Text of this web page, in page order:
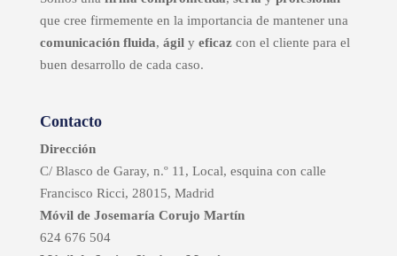
que cree firmemente en la importancia de mantener una
comunicación fluida, ágily eficazcon el cliente para el
buen desarrollo de cada caso.
Contacto
Dirección
C/ Blasco de Garay, n.º 11, Local, esquina con calle
Francisco Ricci, 28015, Madrid
Móvil de Josemaría Corujo Martín
624 676 504